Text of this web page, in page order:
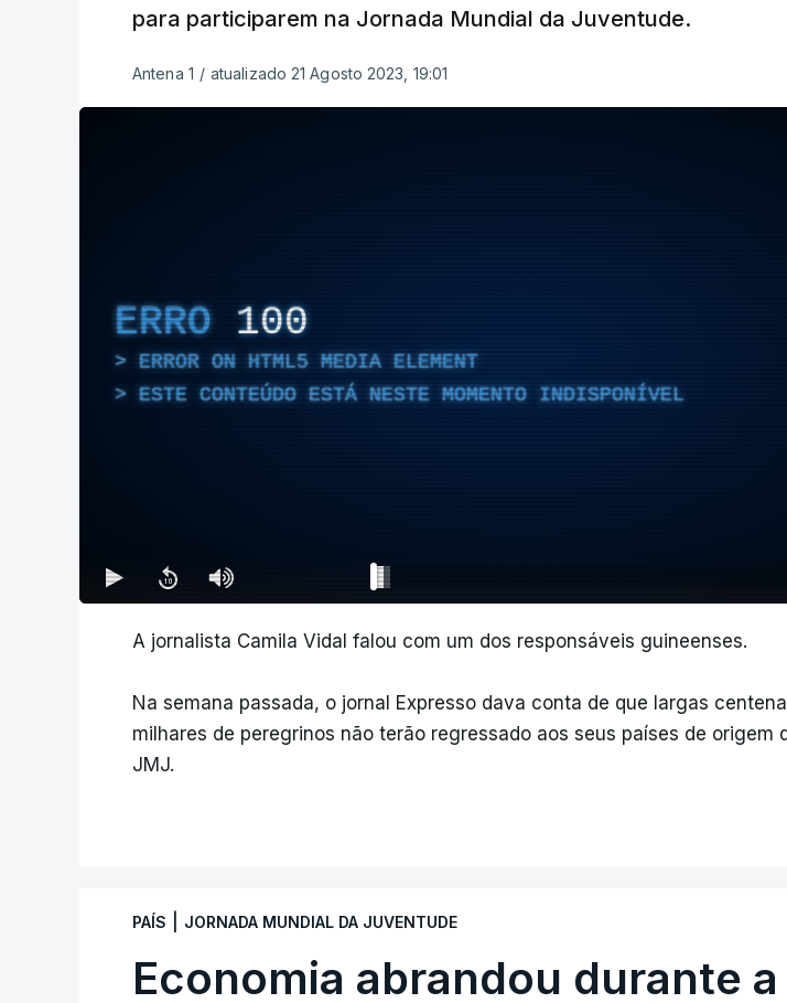
para participarem na Jornada Mundial da Juventude.
Antena 1 / atualizado 21 Agosto 2023, 19:01
ERRO 100
ERROR ON HTML5 MEDIA ELEMENT
ESTE CONTEÚDO ESTÁ NESTE MOMENTO INDISPONÍVEL
A jornalista Camila Vidal falou com um dos responsáveis guineenses.
Na semana passada, o jornal Expresso dava conta de que largas
milhares de peregrinos não terão regressado aos seus países de origem
JMJ.
PAÍS JORNADA MUNDIAL DA JUVENTUDE
Economia abrandou durante